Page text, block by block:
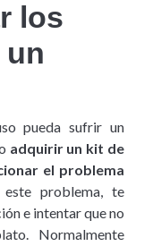
los
un
pueda sufrir un
adquirir un kit de
el problema
problema, te
e intentar que no
Normalmente